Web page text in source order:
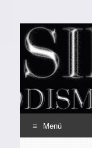
EL
Periodismo
Menú